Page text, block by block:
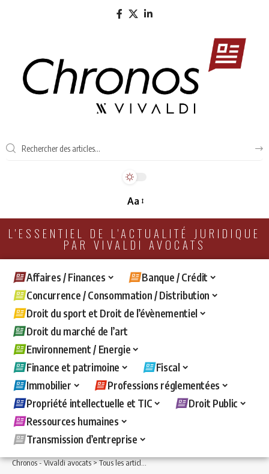
Aa
L'ESSENTIEL DE L'ACTUALITÉ JURIDIQUE
PAR VIVALDI AVOCATS
Affaires / Finances
Banque / Crédit
Concurrence / Consommation / Distribution
Droit du sport et Droit de l’évènementiel
Droit du marché de l’art
Environnement / Energie
Finance et patrimoine
Fiscal
Immobilier
Professions réglementées
Propriété intellectuelle et TIC
Droit Public
Ressources humaines
Transmission d’entreprise
Chronos - Vivaldi avocats>Tous les articles >Ressources humaines>Protection/